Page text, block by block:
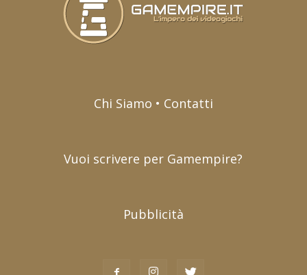
Chi Siamo • Contatti
Vuoi scrivere per Gamempire?
Pubblicità